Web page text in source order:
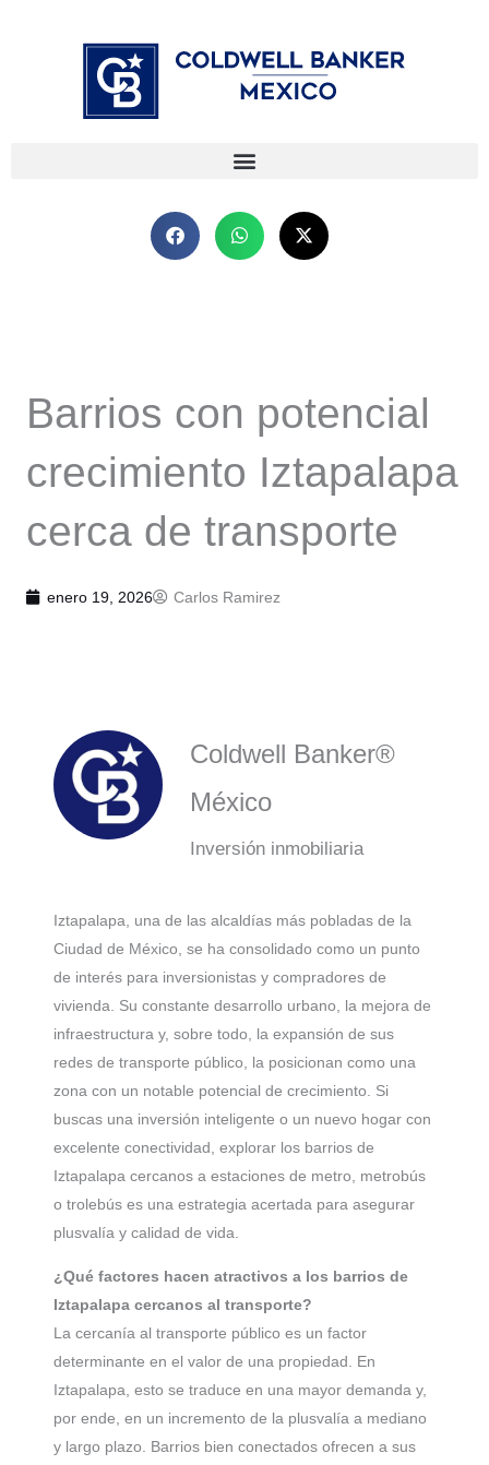
Barrios con potencial
crecimiento Iztapalapa
cerca de transporte
enero 19, 2026 Carlos Ramirez
Coldwell Banker®
México
Inversión inmobiliaria
Iztapalapa, una de las alcaldías más pobladas de la
Ciudad de México, se ha consolidado como un punto
de interés para inversionistas y compradores de
vivienda. Su constante desarrollo urbano, la mejora de
infraestructura y, sobre todo, la expansión de sus
redes de transporte público, la posicionan como una
zona con un notable potencial de crecimiento. Si
buscas una inversión inteligente o un nuevo hogar con
excelente conectividad, explorar los barrios de
Iztapalapa cercanos a estaciones de metro, metrobús
o trolebús es una estrategia acertada para asegurar
plusvalía y calidad de vida.
¿Qué factores hacen atractivos a los barrios de
Iztapalapa cercanos al transporte?
La cercanía al transporte público es un factor
determinante en el valor de una propiedad. En
Iztapalapa, esto se traduce en una mayor demanda y,
por ende, en un incremento de la plusvalía a mediano
y largo plazo. Barrios bien conectados ofrecen a sus